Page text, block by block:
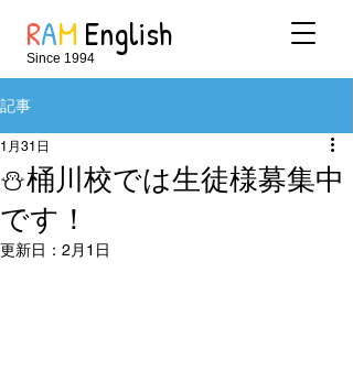
RAM English
Since 1994
記事
⛄桶川校では生徒様募集中
です！
1月31日
更新日： 2月1日